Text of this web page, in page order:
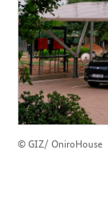
© GIZ/ OniroHouse